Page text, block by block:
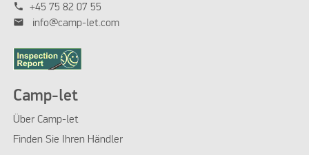
phone +45 75 82 07 55
mail info@camp-let.com
Camp-let
Über Camp-let
Finden Sie Ihren Händler